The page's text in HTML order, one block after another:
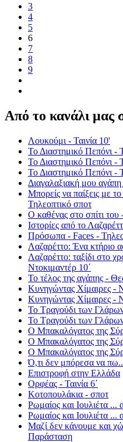
3
4
5
6
7
8
9
Από το κανάλι μας
Λουκούμι - Ταινία 10'
Το Διαστημικό Πεπόνι -
Το Διαστημικό Πεπόνι -
Το Διαστημικό Πεπόνι -
Διαγαλαξιακή μου
Μπορείς να παίξεις με
Τηλεοπτικό σποτ
Ο καθένας στο σπίτι
Ιστορίες από το
Πρόσωπα - Faces -
Λαζαρέττο: Ένα κτήριο
Λαζαρέττο: ταξίδι στο
Ντοκιμαντέρ 10΄
Το τέλος της αγάπης -
Κυνηγώντας Χίμαιρες -
Κυνηγώντας Χίμαιρες -
Το Τραγούδι των
Το Τραγούδι των
Ο Μπακαλόγατος της
Ο Μπακαλόγατος της
Ο Μπακαλόγατος της
Ό,τι δεν μπόρεσα να
Επιστροφή στην Ελλάδα
Ορφέας - Ταινία 6΄
Κοτοπουλάκια - σποτ
Ρωμαίος και Ιουλιέτα
Ρωμαίος και Ιουλιέτα
Μαζί δεν κάνουμε και
Παράσταση